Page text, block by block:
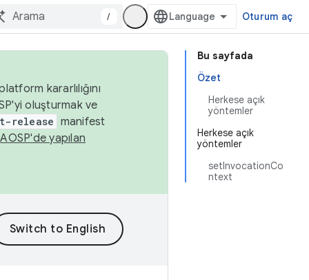
/ Oturum aç
Bu sayfada
Özet
Herkese açık
yöntemler
Herkese açık
yöntemler
setInvocationCo
ntext
kararlılığını
oluşturmak ve
release manifest
AOSP'de yapılan